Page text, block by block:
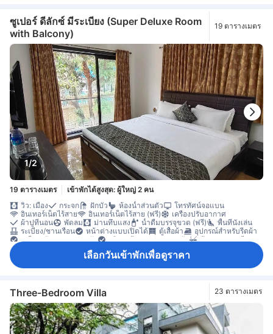
ซูเปอร์ ดีลักซ์ มีระเบียง (Super Deluxe Room
with Balcony)
19 ตารางเมตร
1/2
19 ตารางเมตร
เข้าพักได้สูงสุด: ผู้ใหญ่ 2 คน
วิว: เมือง
กระจก ฝักบัว ห้องน้ำส่วนตัว
โทรทัศน์จอแบน
อินเทอร์เน็ตไร้สาย
อินเทอร์เน็ตไร้สาย (ฟรี)
เครื่องปรับอากาศ
ผ้าปูที่นอน
พัดลม ม่านทึบแสง น้ำดื่มบรรจุขวด (ฟรี)
พื้นที่นั่งเล่น
ระเบียง/ชานเรือน
หน้าต่างแบบเปิดได้ ตู้เสื้อผ้า
อุปกรณ์สำหรับรีดผ้า
เครื่องปรับอากาศส่วนตัว
บริการด้านความปลอดภัย
ห้องปลอดบุหรี่
ห้องอพาร์ตเมนต์ส่วนตัวในอาคาร
เลือกวันเข้าพักเพื่อดูราคา
Three-Bedroom Villa 23 ตารางเมตร